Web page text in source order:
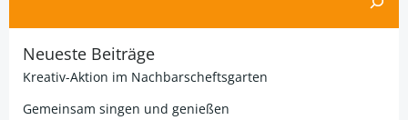
Neueste Beiträge
Kreativ-Aktion im Nachbarscheftsgarten
Gemeinsam singen und genießen